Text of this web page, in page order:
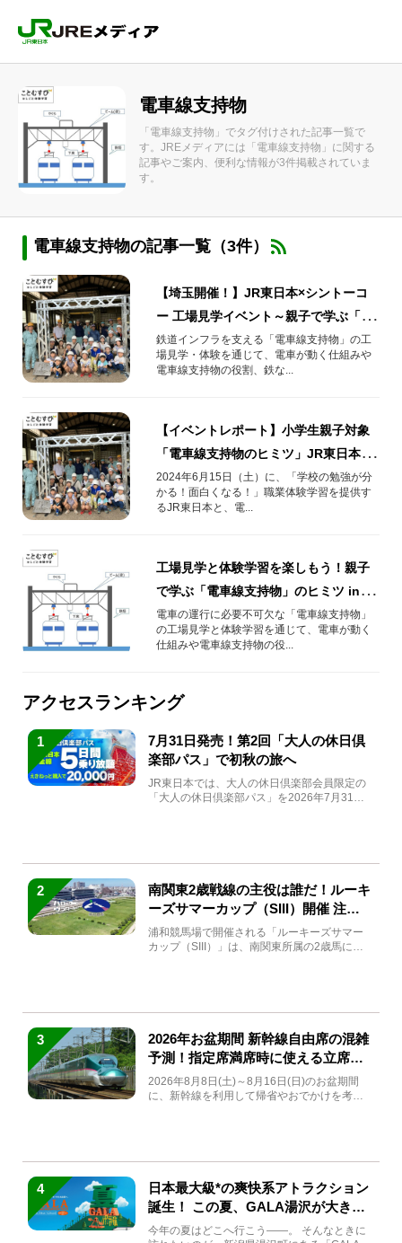
電車線支持物
「電車線支持物」でタグ付けされた記事一覧で
す。JREメディアには「電車線支持物」に関する
記事やご案内、便利な情報が3件掲載されていま
す。
電車線支持物の記事一覧（3件）
【埼玉開催！】JR東日本×シントーコ
ー 工場見学イベント～親子で学ぶ「電
車線支持物」のヒミツ～
鉄道インフラを支える「電車線支持物」の工
場見学・体験を通じて、電車が動く仕組みや
電車線支持物の役割、鉄な...
【イベントレポート】小学生親子対象
「電車線支持物のヒミツ」JR東日本
×（株）シントーコー
2024年6月15日（土）に、「学校の勉強が分
かる！面白くなる！」職業体験学習を提供す
るJR東日本と、電...
工場見学と体験学習を楽しもう！親子
で学ぶ「電車線支持物」のヒミツ in川
口
電車の運行に必要不可欠な「電車線支持物」
の工場見学と体験学習を通じて、電車が動く
仕組みや電車線支持物の役...
アクセスランキング
1
7月31日発売！第2回「大人の休日倶
楽部パス」で初秋の旅へ
JR東日本では、大人の休日倶楽部会員限定の
「大人の休日倶楽部パス」を2026年7月31日
2
南関東2歳戦線の主役は誰だ！ルーキ
ーズサマーカップ（SIII）開催 注目
馬と見どころをチェック
浦和競馬場で開催される「ルーキーズサマー
カップ（SIII）」は、南関東所属の2歳馬によ
3
2026年お盆期間 新幹線自由席の混雑
予測！指定席満席時に使える立席特
急券も解説
2026年8月8日(土)～8月16日(日)のお盆期間
に、新幹線を利用して帰省やおでかけを考え
4
日本最大級*の爽快系アトラクション
誕生！ この夏、GALA湯沢が大きく
生まれ変わる
今年の夏はどこへ行こう――。 そんなときに